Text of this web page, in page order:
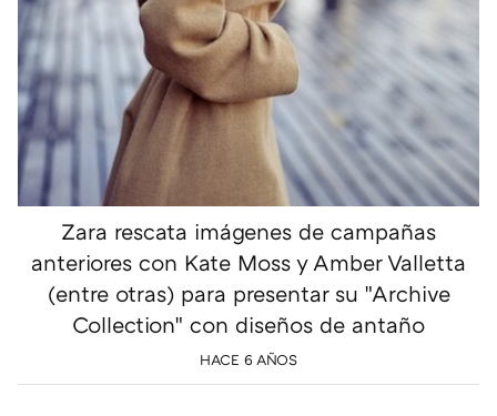
Zara rescata imágenes de campañas
anteriores con Kate Moss y Amber Valletta
(entre otras) para presentar su "Archive
Collection" con diseños de antaño
HACE 6 AÑOS